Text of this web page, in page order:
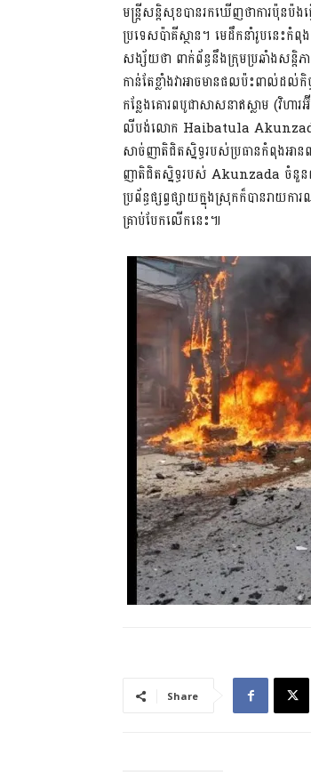
មន្ត្រីសន្តិសុខបានរកឃើញថាការប៉ុនប៉ង
ប្រទេសប៉ាគីស្ថាន។ មេដឹកនាំរូបនេះកំ
សង្ស័យថា ពាក់ព័ន្ធនឹងក្រុមប្រឆាំងសន្
កាន់តែខ្លាំងវាអាចមានផលប៉ះពាល់ដល់
កន្លែងគោរពបូជាសាសនាឥស្លាម (វិហ
លីបង់លោក Haibatula Akunzada។
សាច់ញាតិជិតស្និទ្ធរបស់ប្រធានកំពុងអា
ញាតិជិតស្និទ្ធរបស់ Akunzada ចំនួន៧
ប្រព័ន្ធផ្សព្វផ្សាយក្នុងស្រុកក៏បានរាយក
គ្រាប់បែកលើកនេះ៕
Share